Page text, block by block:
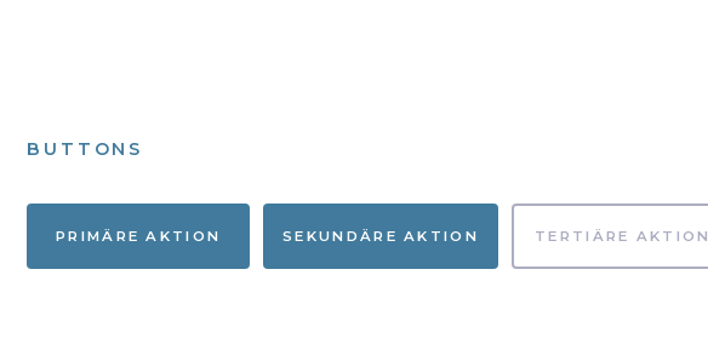
BUTTONS
PRIMÄRE AKTION SEKUNDÄRE AKTION TERTIÄRE AKTION